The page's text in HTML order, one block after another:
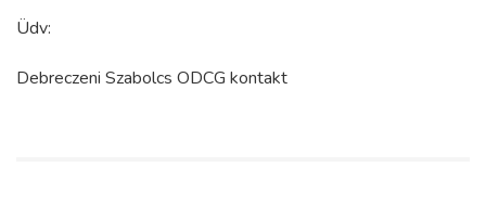
Üdv:
Debreczeni Szabolcs ODCG kontakt